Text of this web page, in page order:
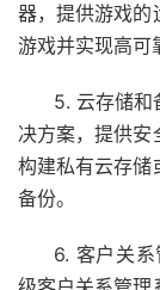
器，提供游戏的
游戏并实现高可
5. 云存储和
决方案，提供安
构建私有云存储
备份。
6. 客户关